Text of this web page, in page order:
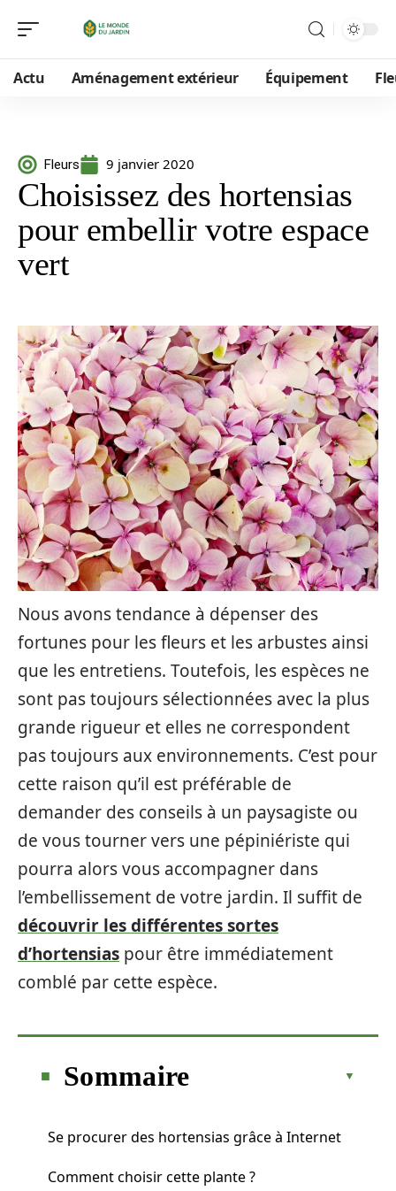
Actu Aménagement extérieur Équipement
Fleurs 9 janvier 2020
Choisissez des hortensias
pour embellir votre espace
vert
Nous avons tendance à dépenser des
fortunes pour les fleurs et les arbustes ainsi
que les entretiens. Toutefois, les espèces ne
sont pas toujours sélectionnées avec la plus
grande rigueur et elles ne correspondent
pas toujours aux environnements. C’est pour
cette raison qu’il est préférable de
demander des conseils à un paysagiste ou
de vous tourner vers une pépiniériste qui
pourra alors vous accompagner dans
l’embellissement de votre jardin. Il suffit de
découvrir les différentes sortes
d’hortensias pour être immédiatement
comblé par cette espèce.
Sommaire
Se procurer des hortensias grâce à Internet
Comment choisir cette plante ?